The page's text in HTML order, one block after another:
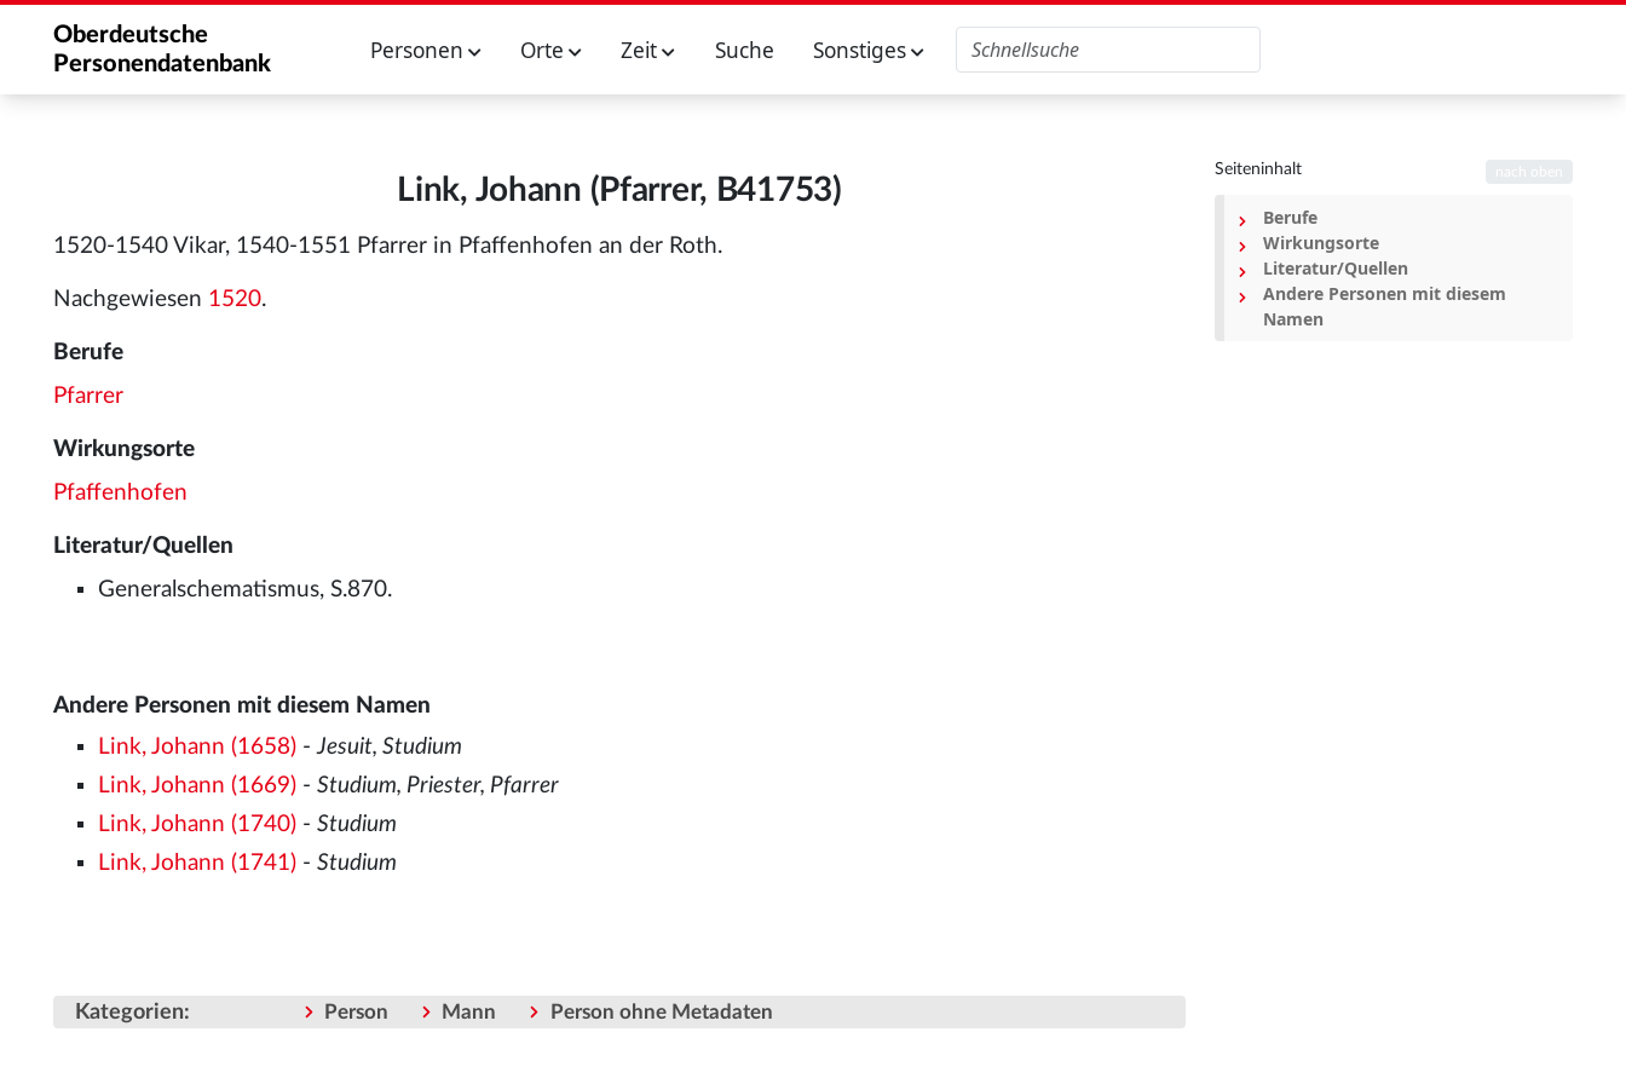
Oberdeutsche
Personendatenbank
Personen Orte Zeit Suche Sonstiges
Link, Johann (Pfarrer, B41753)
1520-1540 Vikar, 1540-1551 Pfarrer in Pfaffenhofen an der Roth.
Nachgewiesen 1520.
Berufe
Pfarrer
Wirkungsorte
Pfaffenhofen
Literatur/Quellen
Generalschematismus, S.870.
Andere Personen mit diesem Namen
Link, Johann (1658) -Jesuit, Studium
Link, Johann (1669) -Studium, Priester, Pfarrer
Link, Johann (1740) -Studium
Link, Johann (1741) -Studium
Kategorien: Person Mann Person ohne Metadaten
Seiteninhalt
Berufe
Wirkungsorte
Literatur/Quellen
Andere Personen mit diesem
Namen